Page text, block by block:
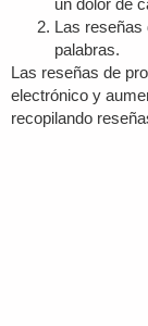
Las reseñas
palabras.
Las reseñas de
electrónico y
recopilando